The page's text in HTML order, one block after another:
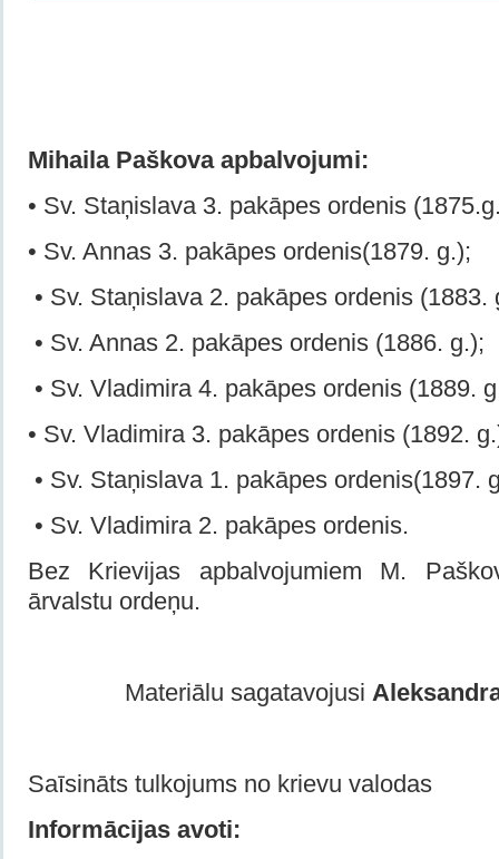
Mihaila Paškova apbalvojumi:
• Sv. Staņislava 3. pakāpes ordenis
• Sv. Annas 3. pakāpes ordenis(1879. g.);
• Sv. Staņislava 2. pakāpes ordenis (1883.
• Sv. Annas 2. pakāpes ordenis (1886. g.);
• Sv. Vladimira 4. pakāpes ordenis (1889.
• Sv. Vladimira 3. pakāpes ordenis (1892.
• Sv. Staņislava 1. pakāpes ordenis(1897.
• Sv. Vladimira 2. pakāpes ordenis.
Bez Krievijas apbalvojumiem M.
ārvalstu ordeņu.
Materiālu sagatavojusi
Saīsināts tulkojums no krievu valodas
Informācijas avoti: